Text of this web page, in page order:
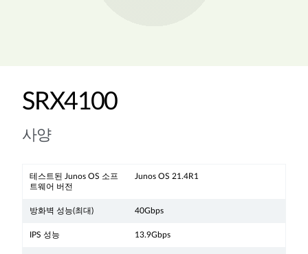
SRX4100
사양
테스트된 Junos OS 소프
트웨어 버전
Junos OS 21.4R1
방화벽 성능(최대) 40Gbps
IPS 성능 13.9Gbps